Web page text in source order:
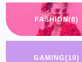
FASHION(8)
GAMING(10)